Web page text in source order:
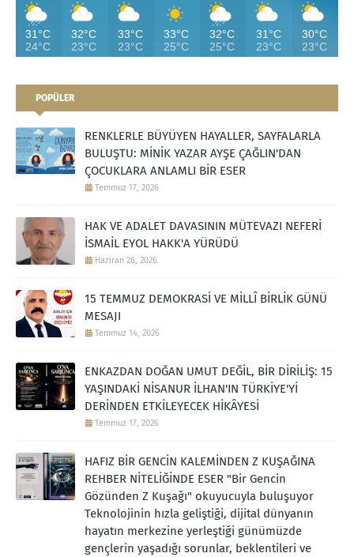
31°C
24°C
32°C
23°C
33°C
23°C
33°C
25°C
32°C
25°C
31°C
23°C
30°C
23°C
POPÜLER
RENKLERLE BÜYÜYEN HAYALLER, SAYFALARLA
BULUŞTU: MİNİK YAZAR AYŞE ÇAĞLIN'DAN
ÇOCUKLARA ANLAMLI BİR ESER
Temmuz 17, 2026
HAK VE ADALET DAVASININ MÜTEVAZI NEFERİ
İSMAİL EYOL HAKK'A YÜRÜDÜ
Haziran 26, 2026
15 TEMMUZ DEMOKRASİ VE MİLLÎ BİRLİK GÜNÜ
MESAJI
Temmuz 14, 2026
ENKAZDAN DOĞAN UMUT DEĞİL, BİR DİRİLİŞ: 15
YAŞINDAKİ NİSANUR İLHAN'IN TÜRKİYE'Yİ
DERİNDEN ETKİLEYECEK HİKÂYESİ
Temmuz 17, 2026
HAFIZ BİR GENCİN KALEMİNDEN Z KUŞAĞINA
REHBER NİTELİĞİNDE ESER "Bir Gencin
Gözünden Z Kuşağı" okuyucuyla buluşuyor
Teknolojinin hızla geliştiği, dijital dünyanın
hayatın merkezine yerleştiği günümüzde
gençlerin yaşadığı sorunlar, beklentileri ve